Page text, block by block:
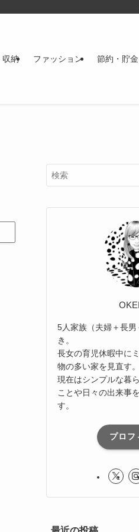
収納 ファッション 節約・貯
5人家族（夫婦＋長
き。
長女の育児休暇中に
物の多い家を見直す。
現在はシンプルな暮
ことや日々の出来事
す。
プロフ